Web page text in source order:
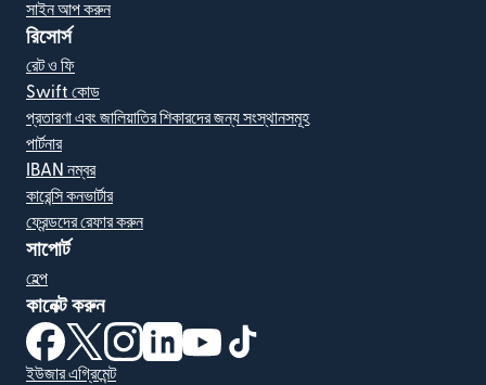
সাইন আপ করুন
রিসোর্স
রেট ও ফি
Swift কোড
প্রতারণা এবং জালিয়াতির শিকারদের জন্য সংস্থানসমূহ
পার্টনার
IBAN নম্বর
কারেন্সি কনভার্টার
ফ্রেন্ডদের রেফার করুন
সাপোর্ট
হেল্প
কানেক্ট করুন
(নতুন উইন্ডোতে খুলবে)
(নতুন উইন্ডোতে খুলবে)
(নতুন উইন্ডোতে খুলবে)
(নতুন উইন্ডোতে খুলবে)
(নতুন উইন্ডোতে খুলবে)
ইউজার এগ্রিমেন্ট